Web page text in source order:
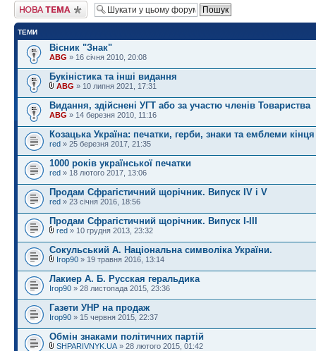
Створити нову тему
ТЕМИ
Вісник "Знак"
ABG » 16 січня 2010, 20:08
Букіністика та інші видання
ABG » 10 липня 2021, 17:31
Видання, здійснені УГТ або за участю членів Товариства
ABG » 14 березня 2010, 11:16
Козацька Україна: печатки, герби, знаки та емблеми
red » 25 березня 2017, 21:35
1000 років української печатки
red » 18 лютого 2017, 13:06
Продам Сфрагістичний щорічник. Випуск ІV і V
red » 23 січня 2016, 18:56
Продам Сфрагістичний щорічник. Випуск І-ІІІ
red » 10 грудня 2013, 23:32
Сокульський А. Національна символіка України.
Ігор90 » 19 травня 2016, 13:14
Лакиер А. Б. Русская геральдика
Ігор90 » 28 листопада 2015, 23:36
Газети УНР на продаж
Ігор90 » 15 червня 2015, 22:37
Обмін знаками політичних партій
SHPARIVNYK.UA » 28 лютого 2015, 01:42